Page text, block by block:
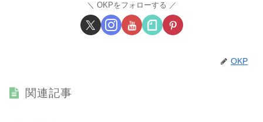
OKPをフォローする
OKP
関連記事